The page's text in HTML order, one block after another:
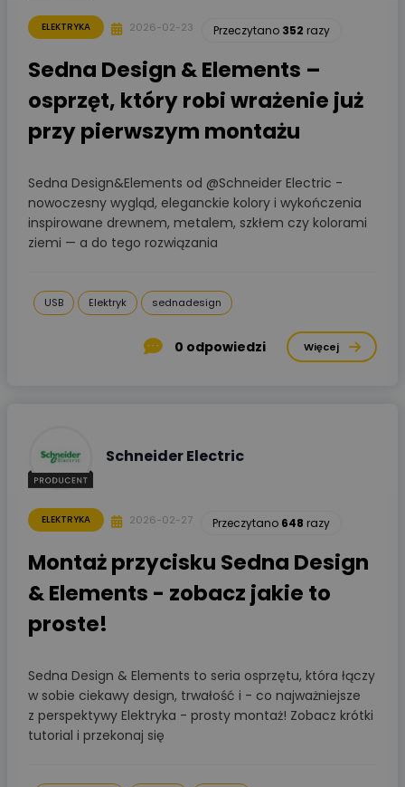
ELEKTRYKA 2026-02-23 Przeczytano 352 razy
Sedna Design & Elements –
osprzęt, który robi wrażenie już
przy pierwszym montażu
Sedna Design&Elements od @Schneider Electric -
nowoczesny wygląd, eleganckie kolory i wykończenia
inspirowane drewnem, metalem, szkłem czy kolorami
ziemi — a do tego rozwiązania
USB Elektryk sednadesign
0 odpowiedzi Więcej
Schneider Electric
ELEKTRYKA 2026-02-27 Przeczytano 648 razy
Montaż przycisku Sedna Design
& Elements - zobacz jakie to
proste!
Sedna Design & Elements to seria osprzętu, która łączy
w sobie ciekawy design, trwałość i - co najważniejsze
z perspektywy Elektryka - prosty montaż! Zobacz krótki
tutorial i przekonaj się